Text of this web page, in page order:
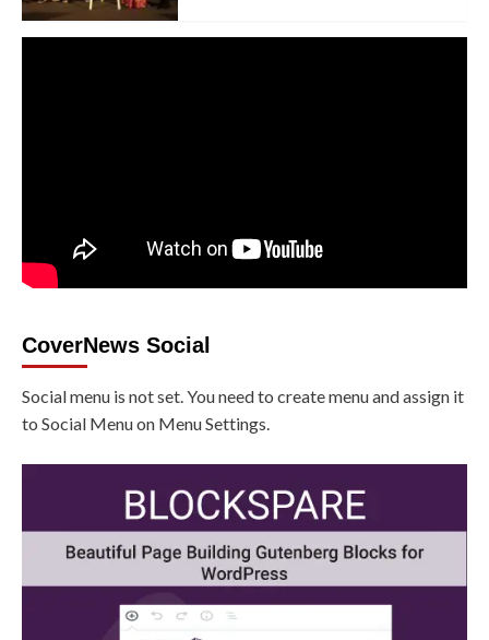
CoverNews Social
Social menu is not set. You need to create menu and assign it
to Social Menu on Menu Settings.